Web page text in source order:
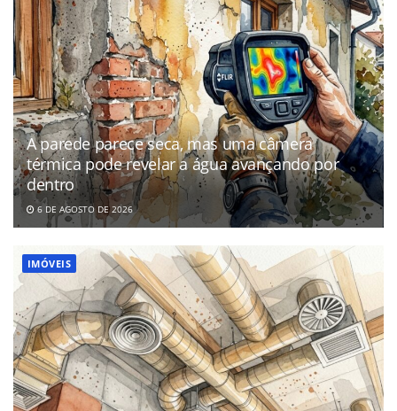
A parede parece seca, mas uma câmera
térmica pode revelar a água avançando por
dentro
6 DE AGOSTO DE 2026
IMÓVEIS